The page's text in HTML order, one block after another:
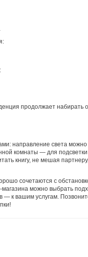
продолжает набирать
направление света
комнаты — для
книгу, не мешая
сочетаются с
можно выбрать
к вашим услугам.